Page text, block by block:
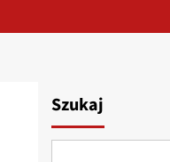
Szukaj